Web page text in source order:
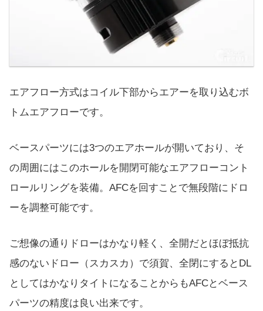
エアフロー方式はコイル下部からエアーを取り込むボ
トムエアフローです。
ベースパーツには3つのエアホールが開いており、そ
の周囲にはこのホールを開閉可能なエアフローコント
ロールリングを装備。AFCを回すことで無段階にドロ
ーを調整可能です。
ご想像の通りドローはかなり軽く、全開だとほぼ抵抗
感のないドロー（スカスカ）で須賀、全閉にするとDL
としてはかなりタイトになることからもAFCとベース
パーツの精度は良い出来です。